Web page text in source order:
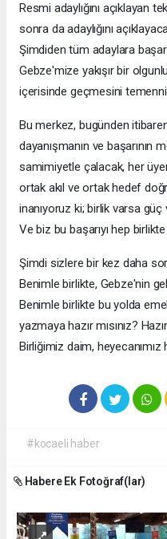
Resmi adaylığını açıklayan
sonra da adaylığını
Şimdiden tüm adaylara
Gebze'mize yakışır bir
içerisinde geçmesini
Bu merkez, bugünden
dayanışmanın ve başarının
samimiyetle çalacak, her
ortak akıl ve ortak hedef
inanıyoruz ki; birlik varsa güç
Ve biz bu başarıyı hep
Şimdi sizlere bir kez daha
Benimle birlikte, Gebze'nin
Benimle birlikte bu yolda
yazmaya hazır mısınız?
Birliğimiz daim, heyecanımız
#kocaeli haber
Habere Ek Fotoğraf(lar)